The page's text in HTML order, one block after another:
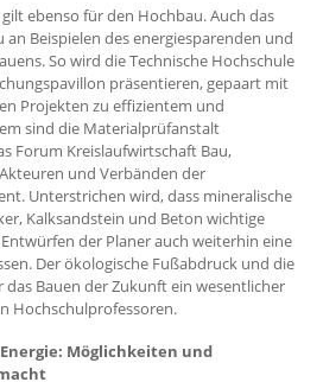
ebenso für den Hochbau. Auch das
an Beispielen des energiesparenden und
So wird die Technische Hochschule
präsentieren, gepaart mit
Projekten zu effizientem und
sind die Materialprüfanstalt
Forum Kreislaufwirtschaft Bau,
und Verbänden der
Unterstrichen wird, dass mineralische
Kalksandstein und Beton wichtige
der Planer auch weiterhin eine
Der ökologische Fußabdruck und die
Bauen der Zukunft ein wesentlicher
Hochschulprofessoren.
Möglichkeiten und